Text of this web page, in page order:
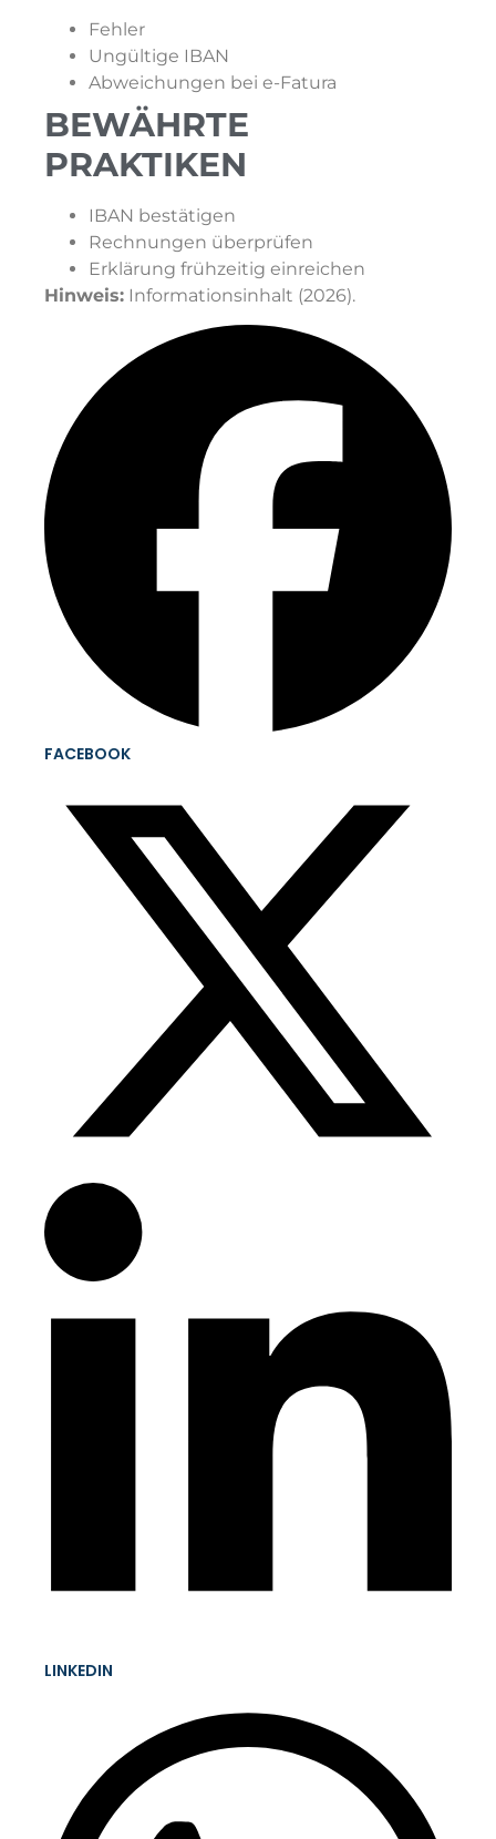
Fehler
Ungültige IBAN
Abweichungen bei e-Fatura
BEWÄHRTE
PRAKTIKEN
IBAN bestätigen
Rechnungen überprüfen
Erklärung frühzeitig einreichen
Hinweis: Informationsinhalt (2026).
FACEBOOK
LINKEDIN